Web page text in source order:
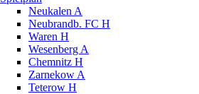
Neukalen A
Neubrandb. FC H
Waren H
Wesenberg A
Chemnitz H
Zarnekow A
Teterow H